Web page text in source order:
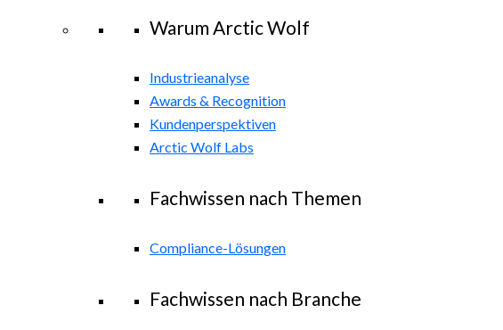
Warum Arctic Wolf
Industrieanalyse
Awards & Recognition
Kundenperspektiven
Arctic Wolf Labs
Fachwissen nach Themen
Compliance-Lösungen
Fachwissen nach Branche